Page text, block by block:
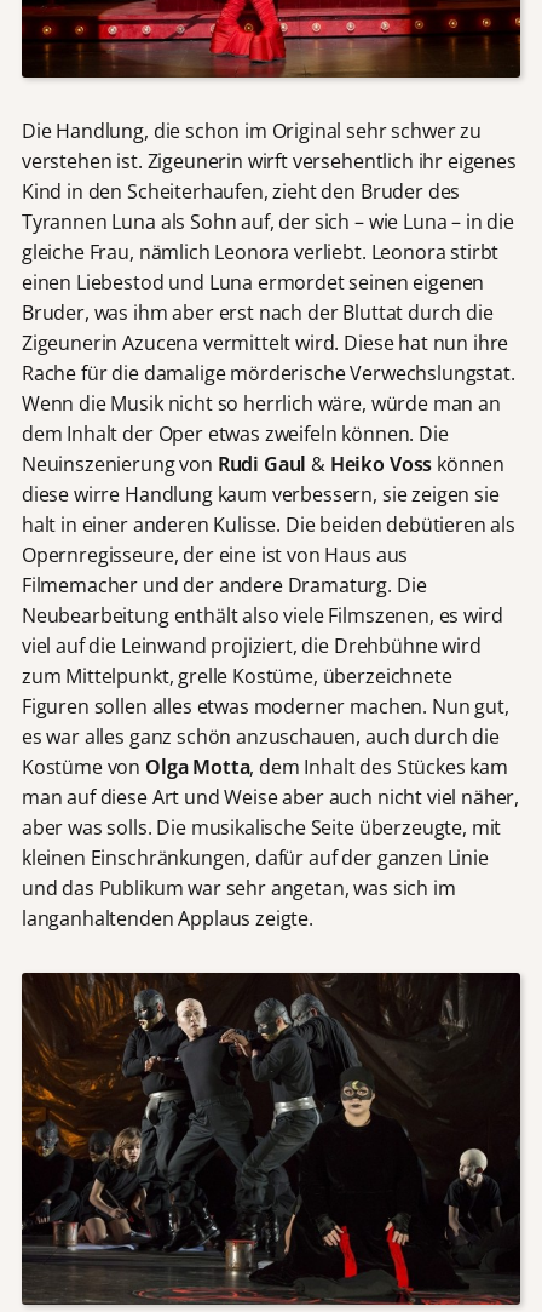
Die Handlung, die schon im Original sehr schwer zu
verstehen ist. Zigeunerin wirft versehentlich ihr eigenes
Kind in den Scheiterhaufen, zieht den Bruder des
Tyrannen Luna als Sohn auf, der sich – wie Luna – in die
gleiche Frau, nämlich Leonora verliebt. Leonora stirbt
einen Liebestod und Luna ermordet seinen eigenen
Bruder, was ihm aber erst nach der Bluttat durch die
Zigeunerin Azucena vermittelt wird. Diese hat nun ihre
Rache für die damalige mörderische Verwechslungstat.
Wenn die Musik nicht so herrlich wäre, würde man an
dem Inhalt der Oper etwas zweifeln können. Die
Neuinszenierung von Rudi Gaul & Heiko Voss können
diese wirre Handlung kaum verbessern, sie zeigen sie
halt in einer anderen Kulisse. Die beiden debütieren als
Opernregisseure, der eine ist von Haus aus
Filmemacher und der andere Dramaturg. Die
Neubearbeitung enthält also viele Filmszenen, es wird
viel auf die Leinwand projiziert, die Drehbühne wird
zum Mittelpunkt, grelle Kostüme, überzeichnete
Figuren sollen alles etwas moderner machen. Nun gut,
es war alles ganz schön anzuschauen, auch durch die
Kostüme von Olga Motta, dem Inhalt des Stückes kam
man auf diese Art und Weise aber auch nicht viel näher,
aber was solls. Die musikalische Seite überzeugte, mit
kleinen Einschränkungen, dafür auf der ganzen Linie
und das Publikum war sehr angetan, was sich im
langanhaltenden Applaus zeigte.